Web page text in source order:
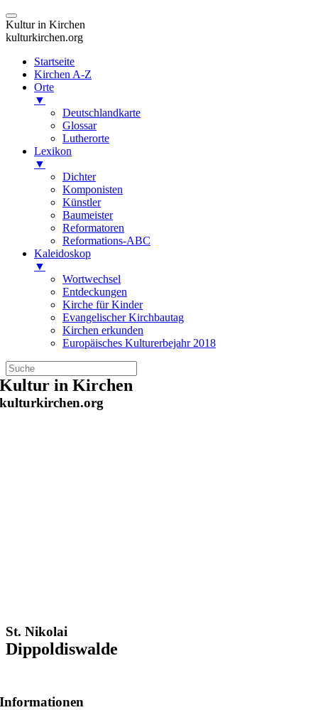
Kultur in Kirchen
kulturkirchen.org
Startseite
Kirchen A-Z
Orte
▼
Deutschlandkarte
Glossar
Lutherorte
Lexikon
▼
Dichter
Komponisten
Künstler
Baumeister
Reformatoren
Reformations-ABC
Kaleidoskop
▼
Wortwechsel
Entdeckungen
Kirche für Kinder
Evangelischer Kirchbautag
Kirchen erkunden
Europäisches Kulturerbejahr 2018
Zum
Inhalt
springen
Kultur in Kirchen
kulturkirchen.org
St. Nikolai
Dippoldiswalde
Informationen